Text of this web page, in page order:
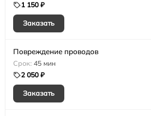
1 150 ₽
Заказать
Повреждение проводов
45 мин
2 050 ₽
Заказать